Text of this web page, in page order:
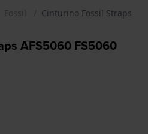
Fossil Cinturino Fossil Straps
AFS5060 FS5060